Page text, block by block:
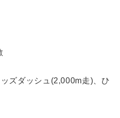
ズダッシュ(2,000m走)、 ひ